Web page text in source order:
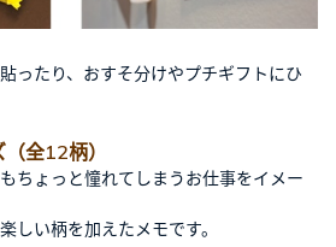
ったり、おすそ分けやプチギフトにひ
全12柄）
ちょっと憧れてしまうお仕事をイメー
しい柄を加えたメモです。